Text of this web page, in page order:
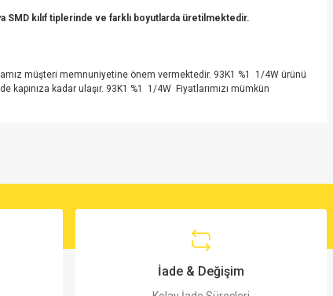
SMD kılıf tiplerinde ve farklı boyutlarda üretilmektedir.
müşteri memnuniyetine önem vermektedir. 93K1 %1 1/4W ürünü
kadar ulaşır. 93K1 %1 1/4W Fiyatlarımızı mümkün
İade & Değişim